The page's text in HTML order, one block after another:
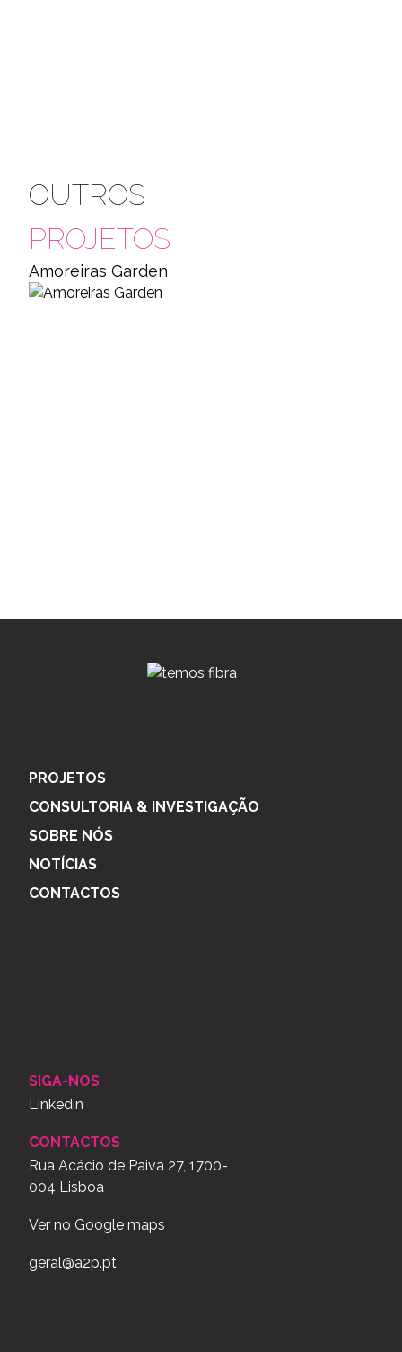
OUTROS
PROJETOS
Amoreiras Garden
PROJETOS
CONSULTORIA & INVESTIGAÇÃO
SOBRE NÓS
NOTÍCIAS
CONTACTOS
SIGA-NOS
Linkedin
CONTACTOS
Rua Acácio de Paiva 27, 1700-
004 Lisboa
Ver no Google maps
geral@a2p.pt